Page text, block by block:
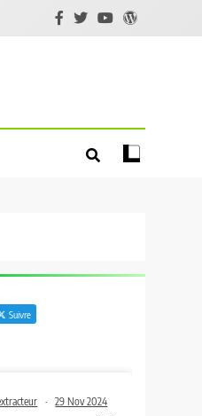
Suivre
· 29 Nov 2024